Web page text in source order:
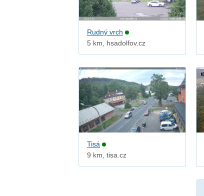
Rudný vrch
5 km, hsadolfov.cz
Tisá
9 km, tisa.cz